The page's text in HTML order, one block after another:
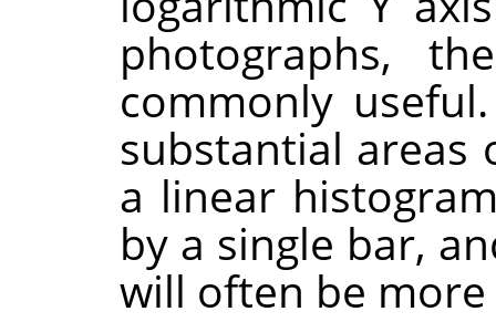
photographs,
commonly
substantial areas
a linear
by a single bar,
will often be